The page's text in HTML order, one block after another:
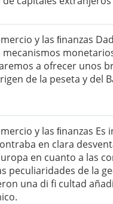
y las ﬁnanzas
a ofrecer unos
de la peseta y del
y las ﬁnanzas Es
en clara
en cuanto a las
peculiaridades de la
una di fi cultad